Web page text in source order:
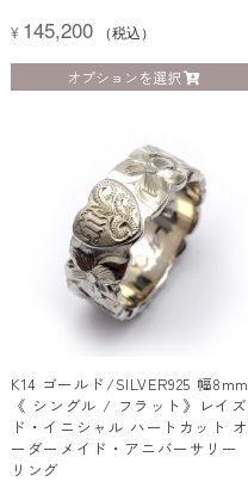
¥ 145,200 （税込）
オプションを選択
K14 ゴールド/SILVER925 幅8mm
《 シングル / フラット》レイズ
ド・イニシャル ハートカット オ
ーダーメイド・アニバーサリー
リング